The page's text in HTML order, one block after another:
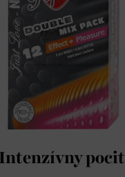
Intenzívny pocit